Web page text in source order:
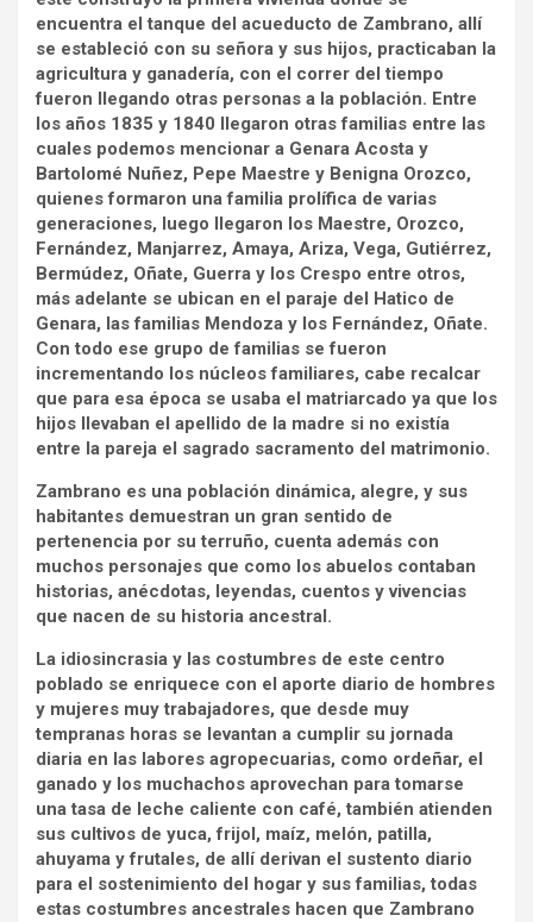
encuentra el tanque del acueducto de Zambrano, allí
se estableció con su señora y sus hijos, practicaban la
agricultura y ganadería, con el correr del tiempo
fueron llegando otras personas a la población. Entre
los años 1835 y 1840 llegaron otras familias entre las
cuales podemos mencionar a Genara Acosta y
Bartolomé Nuñez, Pepe Maestre y Benigna Orozco,
quienes formaron una familia prolífica de varias
generaciones, luego llegaron los Maestre, Orozco,
Fernández, Manjarrez, Amaya, Ariza, Vega, Gutiérrez,
Bermúdez, Oñate, Guerra y los Crespo entre otros,
más adelante se ubican en el paraje del Hatico de
Genara, las familias Mendoza y los Fernández, Oñate.
Con todo ese grupo de familias se fueron
incrementando los núcleos familiares, cabe recalcar
que para esa época se usaba el matriarcado ya que los
hijos llevaban el apellido de la madre si no existía
entre la pareja el sagrado sacramento del matrimonio.
Zambrano es una población dinámica, alegre, y sus
habitantes demuestran un gran sentido de
pertenencia por su terruño, cuenta además con
muchos personajes que como los abuelos contaban
historias, anécdotas, leyendas, cuentos y vivencias
que nacen de su historia ancestral.
La idiosincrasia y las costumbres de este centro
poblado se enriquece con el aporte diario de hombres
y mujeres muy trabajadores, que desde muy
tempranas horas se levantan a cumplir su jornada
diaria en las labores agropecuarias, como ordeñar, el
ganado y los muchachos aprovechan para tomarse
una tasa de leche caliente con café, también atienden
sus cultivos de yuca, frijol, maíz, melón, patilla,
ahuyama y frutales, de allí derivan el sustento diario
para el sostenimiento del hogar y sus familias, todas
estas costumbres ancestrales hacen que Zambrano